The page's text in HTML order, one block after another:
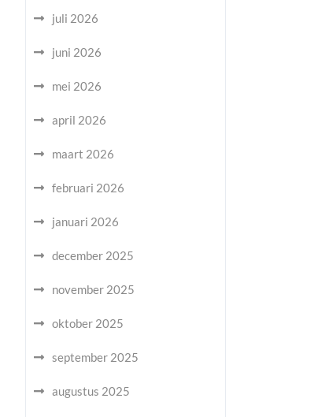
juli 2026
juni 2026
mei 2026
april 2026
maart 2026
februari 2026
januari 2026
december 2025
november 2025
oktober 2025
september 2025
augustus 2025